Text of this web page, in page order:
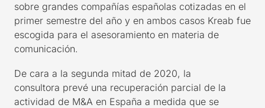
sobre grandes compañías españolas cotizadas en el
primer semestre del año y en ambos casos Kreab fue
escogida para el asesoramiento en materia de
comunicación.
De cara a la segunda mitad de 2020, la
consultora prevé una recuperación parcial de la
actividad de M&A en España a medida que se